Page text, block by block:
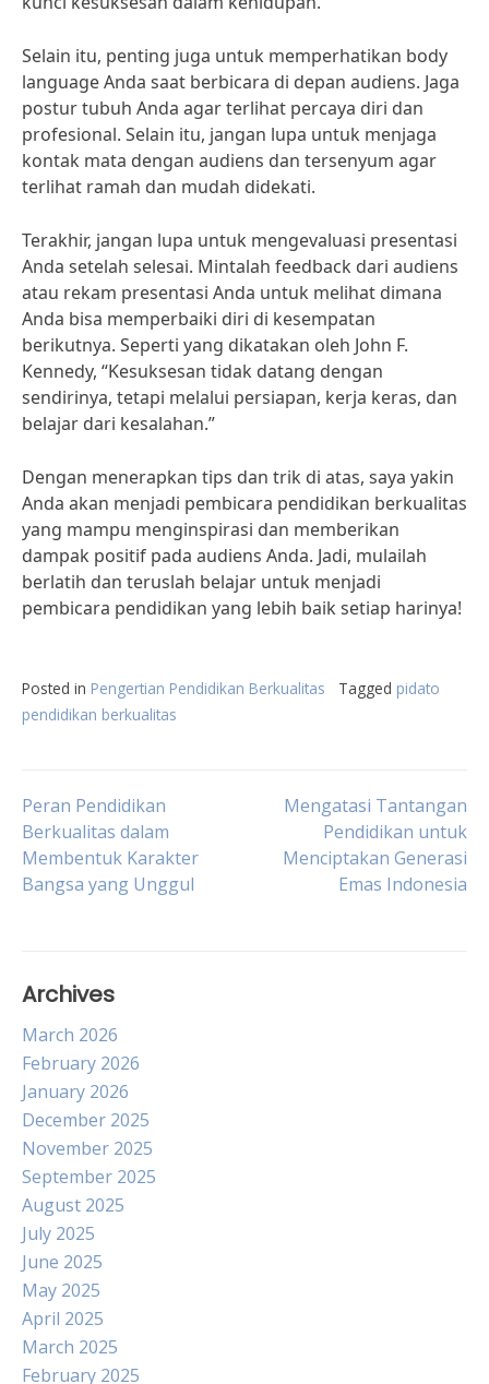
Selain itu, penting juga untuk memperhatikan body
language Anda saat berbicara di depan audiens. Jaga
postur tubuh Anda agar terlihat percaya diri dan
profesional. Selain itu, jangan lupa untuk menjaga
kontak mata dengan audiens dan tersenyum agar
terlihat ramah dan mudah didekati.
Terakhir, jangan lupa untuk mengevaluasi presentasi
Anda setelah selesai. Mintalah feedback dari audiens
atau rekam presentasi Anda untuk melihat dimana
Anda bisa memperbaiki diri di kesempatan
berikutnya. Seperti yang dikatakan oleh John F.
Kennedy, “Kesuksesan tidak datang dengan
sendirinya, tetapi melalui persiapan, kerja keras, dan
belajar dari kesalahan.”
Dengan menerapkan tips dan trik di atas, saya yakin
Anda akan menjadi pembicara pendidikan berkualitas
yang mampu menginspirasi dan memberikan
dampak positif pada audiens Anda. Jadi, mulailah
berlatih dan teruslah belajar untuk menjadi
pembicara pendidikan yang lebih baik setiap harinya!
Posted in Pengertian Pendidikan Berkualitas Tagged pidato
pendidikan berkualitas
Post
navigation
Peran Pendidikan
Berkualitas dalam
Membentuk Karakter
Bangsa yang Unggul
Mengatasi Tantangan
Pendidikan untuk
Menciptakan Generasi
Emas Indonesia
Archives
March 2026
February 2026
January 2026
December 2025
November 2025
September 2025
August 2025
July 2025
June 2025
May 2025
April 2025
March 2025
February 2025